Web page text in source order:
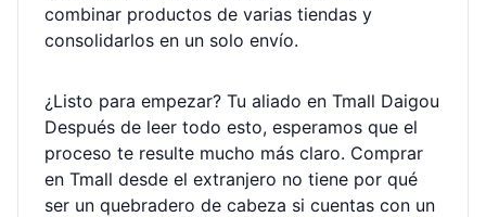
combinar productos de varias tiendas y
consolidarlos en un solo envío.
¿Listo para empezar? Tu aliado en Tmall Daigou
Después de leer todo esto, esperamos que el
proceso te resulte mucho más claro. Comprar
en Tmall desde el extranjero no tiene por qué
ser un quebradero de cabeza si cuentas con un